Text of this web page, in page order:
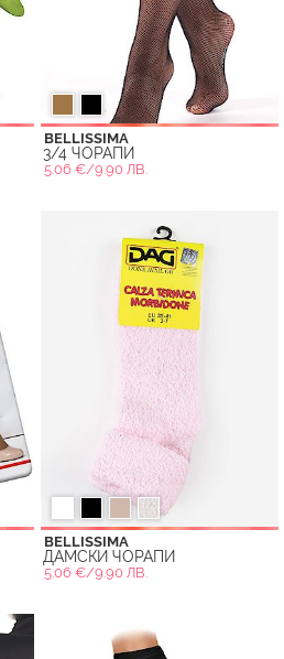
BELLISSIMA
3/4 ЧОРАПИ
5.06 €/9.90 ЛВ.
BELLISSIMA
ДАМСКИ ЧОРАПИ
5.06 €/9.90 ЛВ.